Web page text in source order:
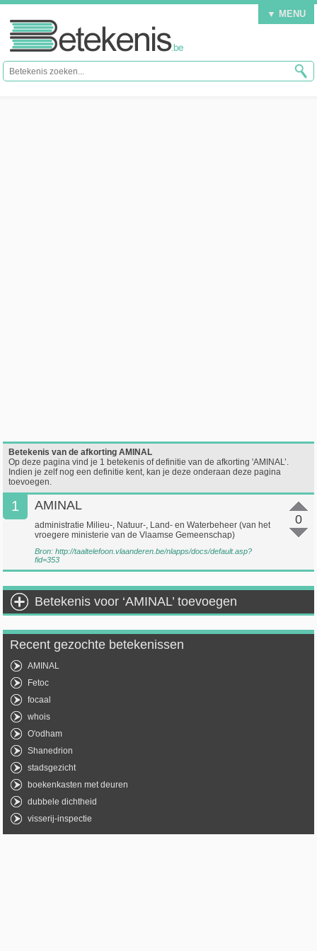
▼ MENU
Betekenis van de afkorting AMINAL
Op deze pagina vind je 1 betekenis of definitie van de afkorting 'AMINAL’.
Indien je zelf nog een definitie kent, kan je deze onderaan deze pagina
toevoegen.
1
0
AMINAL
administratie Milieu-, Natuur-, Land- en Waterbeheer (van het
vroegere ministerie van de Vlaamse Gemeenschap)
Bron:http://taaltelefoon.vlaanderen.be/nlapps/docs/default.asp?
fid=353
Betekenis voor ‘AMINAL’ toevoegen
Recent gezochte betekenissen
AMINAL
Fetoc
focaal
whois
O'odham
Shanedrion
stadsgezicht
boekenkasten met deuren
dubbele dichtheid
visserij-inspectie